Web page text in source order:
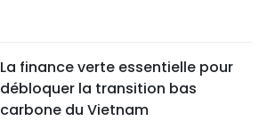
La finance verte essentielle pour
débloquer la transition bas
carbone du Vietnam